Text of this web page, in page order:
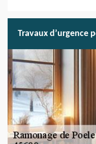
Travaux d’urgence